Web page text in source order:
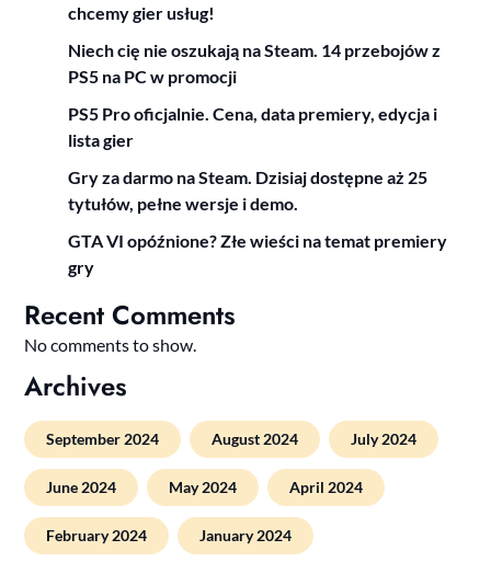
chcemy gier usług!
Niech cię nie oszukają na Steam. 14 przebojów z
PS5 na PC w promocji
PS5 Pro oficjalnie. Cena, data premiery, edycja i
lista gier
Gry za darmo na Steam. Dzisiaj dostępne aż 25
tytułów, pełne wersje i demo.
GTA VI opóźnione? Złe wieści na temat premiery
gry
Recent Comments
No comments to show.
Archives
September 2024 August 2024 July 2024
June 2024 May 2024 April 2024
February 2024 January 2024